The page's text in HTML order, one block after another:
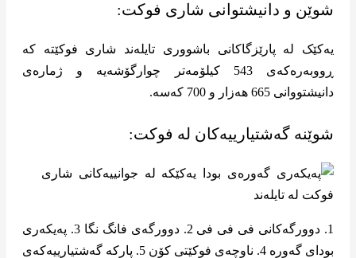
شوێن و دانیشتوانی شاری فوکت:
یەکێک لە پارێزگاکانی باشووری تایلەند شاری فوکێتە کە
ڕووبەرەکەی 543 کیلۆمەتر چوارگۆشەیە و ژمارەی
دانیشتووانی 665 هەزار و 700 کەسە.
شوێنە گەشتیارییەکان لە فوکت:
1. دوورگەکانی فی فی فی 2. دوورگەی فانگ نگا 3. پەیکەری
بودای گەورە 4. ناوچەی فوکێتی کۆن 5. پارکە گەشتیارییەکەی